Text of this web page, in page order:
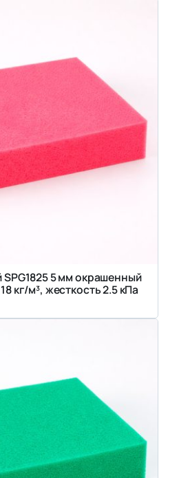
5 мм окрашенный
кг/м³, жесткость 2.5 кПа